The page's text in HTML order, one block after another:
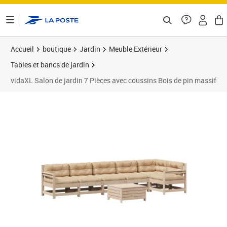
Accueil boutique Jardin
Meuble Extérieur
Tables et bancs de jardin
vidaXL Salon de jardin 7 Pièces avec coussins Bois de pin massif